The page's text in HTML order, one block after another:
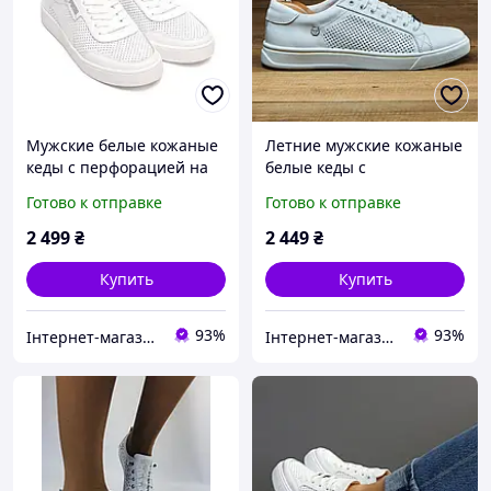
Мужские белые кожаные
кеды с перфорацией на
Готово к отправке
2 499₴
Купить
Інтернет-магазин Твій Вибір 93%
Летние мужские кожаные
белые кеды с
натуральной кожи на
лето
Готово к отправке
2 449₴
Купить
Інтернет-магазин Твій Вибір 93%